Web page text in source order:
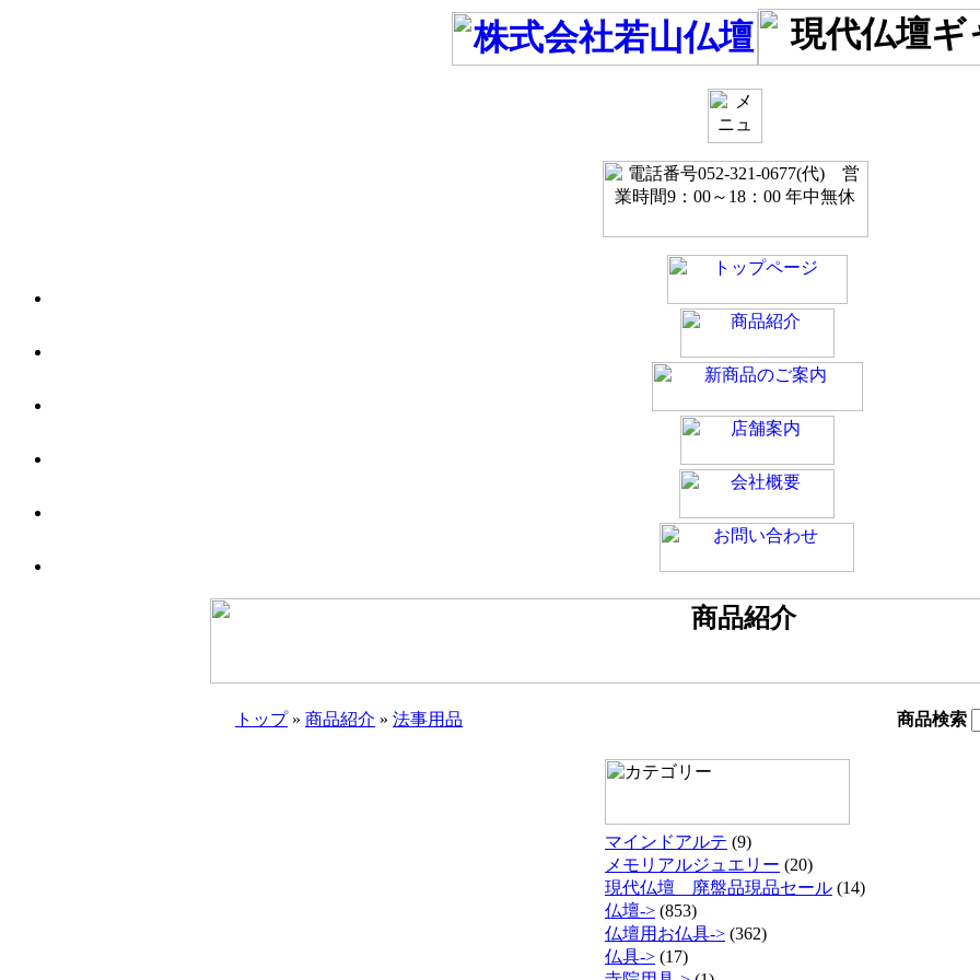
トップ» 商品紹介 » 法事用品 商品検索
マインドアルテ (9)
メモリアルジュエリー (20)
現代仏壇 廃盤品現品セール (14)
仏壇-> (853)
仏壇用お仏具-> (362)
仏具-> (17)